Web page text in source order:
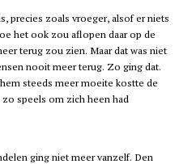
precies zoals vroeger, alsof er niets
het ook zou aflopen daar op de
terug zou zien. Maar dat was niet
nooit meer terug. Zo ging dat.
steeds meer moeite kostte de
speels om zich heen had
ging niet meer vanzelf. Den